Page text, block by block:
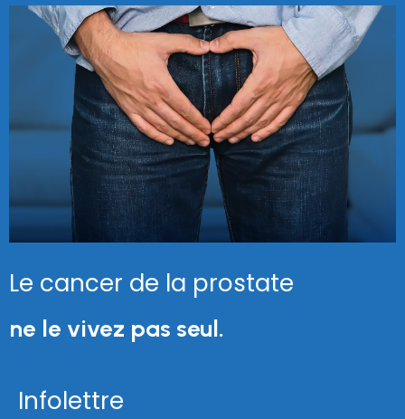
Le cancer de la prostate
ne le vivez pas seul.
Infolettre